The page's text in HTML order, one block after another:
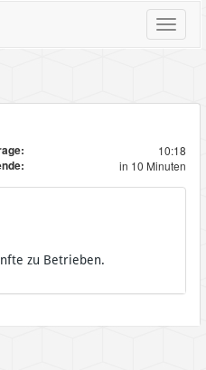
Toggle
10:18
in 10 Minuten
zu Betrieben.